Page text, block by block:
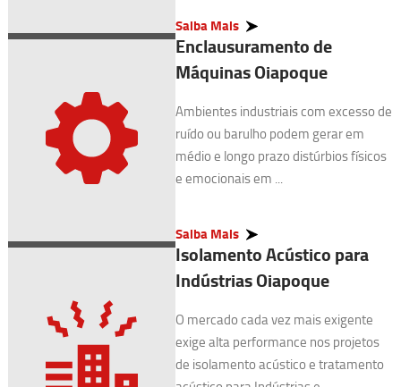
Saiba Mais
Enclausuramento de
Máquinas Oiapoque
Ambientes industriais com excesso de
ruído ou barulho podem gerar em
médio e longo prazo distúrbios físicos
e emocionais em ...
Saiba Mais
Isolamento Acústico para
Indústrias Oiapoque
O mercado cada vez mais exigente
exige alta performance nos projetos
de isolamento acústico e tratamento